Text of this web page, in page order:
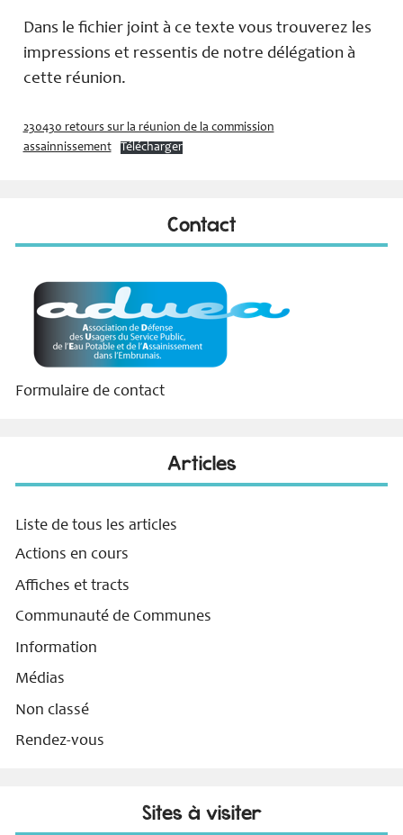
Dans le fichier joint à ce texte vous trouverez les
impressions et ressentis de notre délégation à
cette réunion.
230430 retours sur la réunion de la commission
assainnissement
Télécharger
Contact
Formulaire de contact
Articles
Liste de tous les articles
Actions en cours
Affiches et tracts
Communauté de Communes
Information
Médias
Non classé
Rendez-vous
Sites à visiter